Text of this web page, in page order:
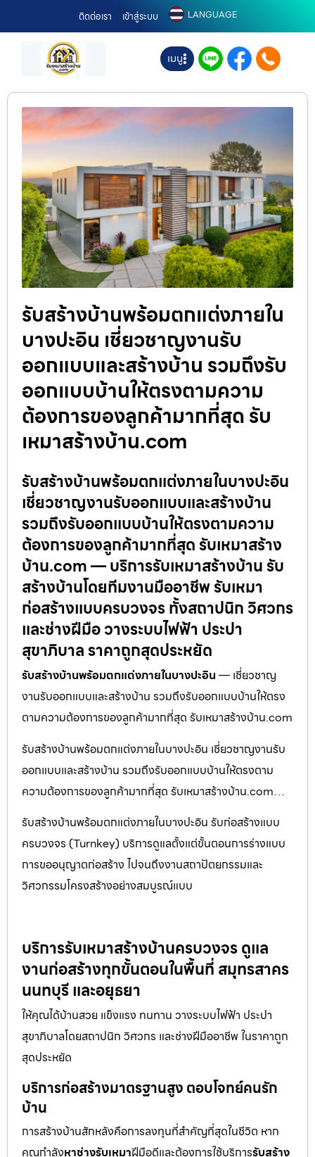
ติดต่อเรา เข้าสู่ระบบ LANGUAGE
เมนู
รับสร้างบ้านพร้อมตกแต่งภายใน
บางปะอิน เชี่ยวชาญงานรับ
ออกแบบและสร้างบ้าน รวมถึงรับ
ออกแบบบ้านให้ตรงตามความ
ต้องการของลูกค้ามากที่สุด รับ
เหมาสร้างบ้าน.com
รับสร้างบ้านพร้อมตกแต่งภายในบางปะอิน
เชี่ยวชาญงานรับออกแบบและสร้างบ้าน
รวมถึงรับออกแบบบ้านให้ตรงตามความ
ต้องการของลูกค้ามากที่สุด รับเหมาสร้าง
บ้าน.com — บริการรับเหมาสร้างบ้าน รับ
สร้างบ้านโดยทีมงานมืออาชีพ รับเหมา
ก่อสร้างแบบครบวงจร ทั้งสถาปนิก วิศวกร
และช่างฝีมือ วางระบบไฟฟ้า ประปา
สุขาภิบาล ราคาถูกสุดประหยัด
รับสร้างบ้านพร้อมตกแต่งภายในบางปะอิน — เชี่ยวชาญ
งานรับออกแบบและสร้างบ้าน รวมถึงรับออกแบบบ้านให้ตรง
ตามความต้องการของลูกค้ามากที่สุด รับเหมาสร้างบ้าน.com
รับสร้างบ้านพร้อมตกแต่งภายในบางปะอิน เชี่ยวชาญงานรับ
ออกแบบและสร้างบ้าน รวมถึงรับออกแบบบ้านให้ตรงตาม
ความต้องการของลูกค้ามากที่สุด รับเหมาสร้างบ้าน.com…
รับสร้างบ้านพร้อมตกแต่งภายในบางปะอิน รับก่อสร้างแบบ
ครบวงจร (Turnkey) บริการดูแลตั้งแต่ขั้นตอนการร่างแบบ
การขออนุญาตก่อสร้าง ไปจนถึงงานสถาปัตยกรรมและ
วิศวกรรมโครงสร้างอย่างสมบูรณ์แบบ
บริการรับเหมาสร้างบ้านครบวงจร ดูแล
งานก่อสร้างทุกขั้นตอนในพื้นที่ สมุทรสาคร
นนทบุรี และอยุธยา
ให้คุณได้บ้านสวย แข็งแรง ทนทาน วางระบบไฟฟ้า ประปา
สุขาภิบาลโดยสถาปนิก วิศวกร และช่างฝีมืออาชีพ ในราคาถูก
สุดประหยัด
บริการก่อสร้างมาตรฐานสูง ตอบโจทย์คนรัก
บ้าน
การสร้างบ้านสักหลังคือการลงทุนที่สำคัญที่สุดในชีวิต หาก
คุณกำลังหาช่างรับเหมาฝีมือดีและต้องการใช้บริการรับสร้าง